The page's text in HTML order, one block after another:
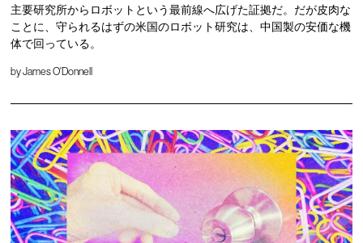
主要研究所からロボットという最前線へ広げた証拠だ。だが皮肉な
ことに、守られるはずの米国のロボット研究は、中国製の安価な機
体で回っている。
byJames O'Donnell